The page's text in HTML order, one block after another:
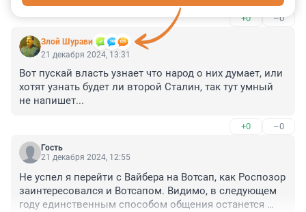
+0 –0
Злой Шурави
21 декабря 2024, 13:31
Вот пускай власть узнает что народ о них думает, или
хотят узнать будет ли второй Сталин, так тут умный
не напишет...
+0 –0
Гость
21 декабря 2024, 12:55
Не успел я перейти с Вайбера на Вотсап, как Роспозор
заинтересовался и Вотсапом. Видимо, в следующем
году единственным способом общения останется